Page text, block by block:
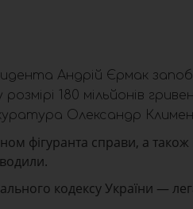
Андрій Єрмак
180 мільйонів
Олександр
фігуранта справи, а
кодексу України —